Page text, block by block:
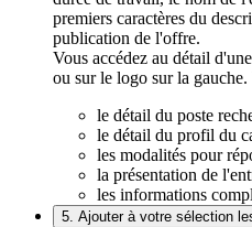
premiers caractères du
publication de l'offre.
Vous accédez au détail
ou sur le logo sur la
le détail du poste
le détail du profil du
les modalités pour
la présentation de
les informations
5. Ajouter à votre sélection